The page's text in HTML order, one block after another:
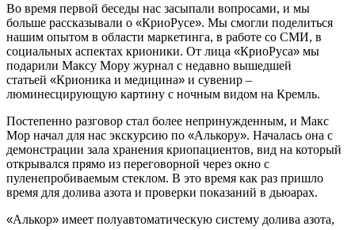
Во время первой беседы нас засыпали вопросами, и мы
больше рассказывали о «КриоРусе». Мы смогли поделиться
нашим опытом в области маркетинга, в работе со СМИ, в
социальных аспектах крионики. От лица «КриоРуса» мы
подарили Максу Мору журнал с недавно вышедшей
статьей «Крионика и медицина» и сувенир –
люминесцирующую картину с ночным видом на Кремль.
Постепенно разговор стал более непринужденным, и Макс
Мор начал для нас экскурсию по «Алькору». Началась она с
демонстрации зала хранения криопациентов, вид на который
открывался прямо из переговорной через окно с
пуленепробиваемым стеклом. В это время как раз пришло
время для долива азота и проверки показаний в дьюарах.
«Алькор» имеет полуавтоматическую систему долива азота,